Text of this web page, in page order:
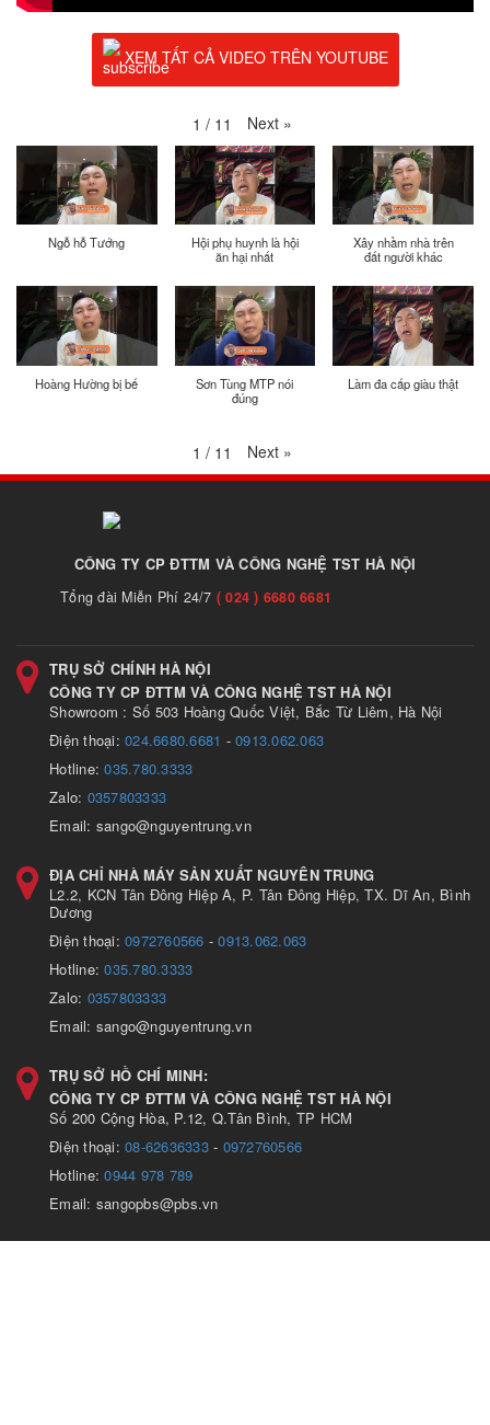
XEM TẤT CẢ VIDEO TRÊN YOUTUBE
1 / 11 Next »
Ngỗ hỗ Tướng
Hội phụ huynh là hội
ăn hại nhất
Xây nhầm nhà trên
đất người khác
Hoàng Hường bị bế
Sơn Tùng MTP nói
đúng
Làm đa cấp giàu thật
1 / 11 Next »
CÔNG TY CP ĐTTM VÀ CÔNG NGHỆ TST HÀ NỘI
Tổng đài Miễn Phí 24/7 ( 024 ) 6680 6681
TRỤ SỞ CHÍNH HÀ NỘI
CÔNG TY CP ĐTTM VÀ CÔNG NGHỆ TST HÀ NỘI
Showroom : Số 503 Hoàng Quốc Việt, Bắc Từ Liêm, Hà Nội
Điện thoại:024.6680.6681 -0913.062.063
Hotline:035.780.3333
Zalo: 0357803333
Email: sango@nguyentrung.vn
ĐỊA CHỈ NHÀ MÁY SẢN XUẤT NGUYÊN TRUNG
L2.2, KCN Tân Đông Hiệp A, P. Tân Đông Hiệp, TX. Dĩ An, Bình
Dương
Điện thoại:0972760566 -0913.062.063
Hotline:035.780.3333
Zalo: 0357803333
Email: sango@nguyentrung.vn
TRỤ SỞ HỒ CHÍ MINH:
CÔNG TY CP ĐTTM VÀ CÔNG NGHỆ TST HÀ NỘI
Số 200 Cộng Hòa, P.12, Q.Tân Bình, TP HCM
Điện thoại:08-62636333- 0972760566
Hotline:0944 978 789
Email: sangopbs@pbs.vn